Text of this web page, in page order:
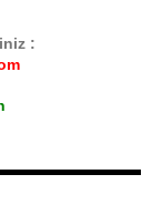
: